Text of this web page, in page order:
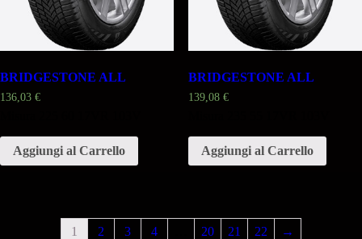
BRIDGESTONE ALL
136,03 €
Aggiungi al Carrello
BRIDGESTONE ALL
139,08 €
Aggiungi al Carrello
1 2 3 4 20 21 22 →